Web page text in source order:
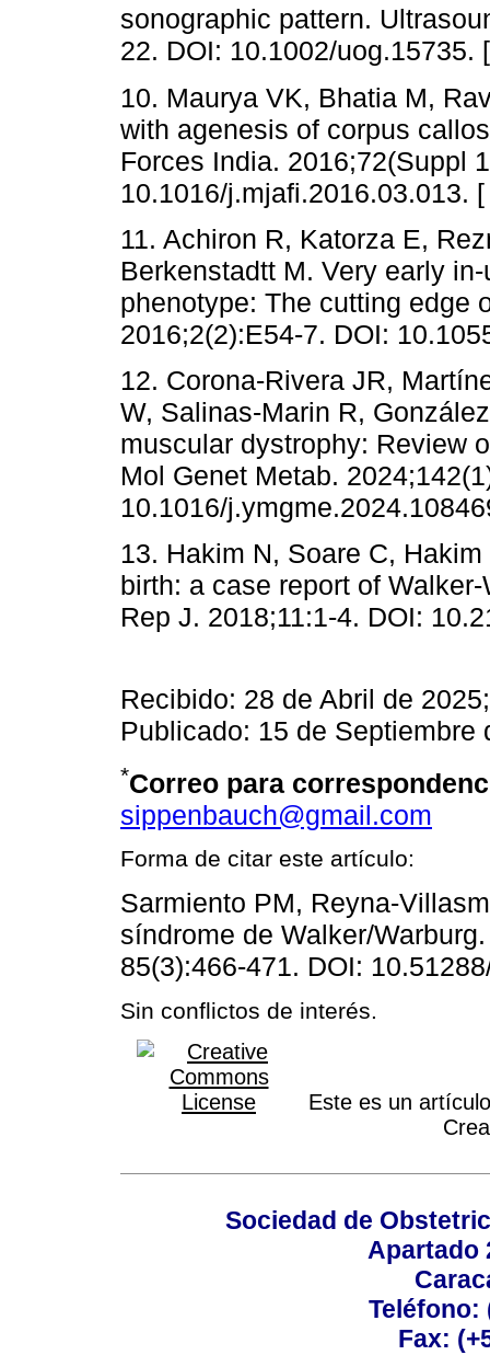
sonographic pattern.
22. DOI: 10.1002/uog.15735.
10. Maurya VK, Bhatia M,
with agenesis of corpus
Forces India. 2016;72(Suppl
10.1016/j.mjafi.2016.03.013.
11. Achiron R, Katorza E,
Berkenstadtt M. Very early
phenotype: The cutting edge
2016;2(2):E54-7. DOI:
12. Corona-Rivera JR,
W, Salinas-Marin R,
muscular dystrophy: Review
Mol Genet Metab.
10.1016/
13. Hakim N, Soare C,
birth: a case report of
Rep J. 2018;11:1-4. DOI:
Recibido: 28 de Abril de
Publicado: 15 de Septiembre
*Correo para
sippenbauch@gmail.com
Forma de citar este artículo:
Sarmiento PM, Reyna-
síndrome de Walker/
85(3):466-471. DOI:
Sin conflictos de interés.
Este es un
Sociedad de
Apartado
Teléfono:
Fax: